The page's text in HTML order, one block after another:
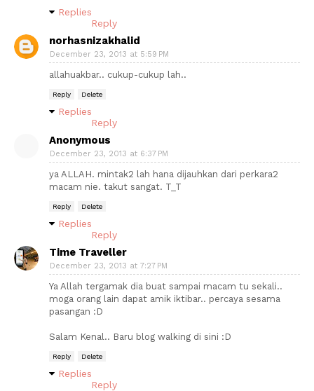
Replies
Reply
norhasnizakhalid
December 23, 2013 at 5:59 PM
allahuakbar.. cukup-cukup lah..
Reply Delete
Replies
Reply
Anonymous
December 23, 2013 at 6:37 PM
ya ALLAH. mintak2 lah hana dijauhkan dari perkara2
macam nie. takut sangat. T_T
Reply Delete
Replies
Reply
Time Traveller
December 23, 2013 at 7:27 PM
Ya Allah tergamak dia buat sampai macam tu sekali..
moga orang lain dapat amik iktibar.. percaya sesama
pasangan :D
Salam Kenal.. Baru blog walking di sini :D
Reply Delete
Replies
Reply